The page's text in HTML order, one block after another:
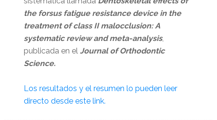
the forsus fatigue resistance device in the
treatment of class II malocclusion: A
systematic review and meta-analysis,
publicada en el Journal of Orthodontic
Science.
Los resultados y el resumen lo pueden leer
directo desde este link.